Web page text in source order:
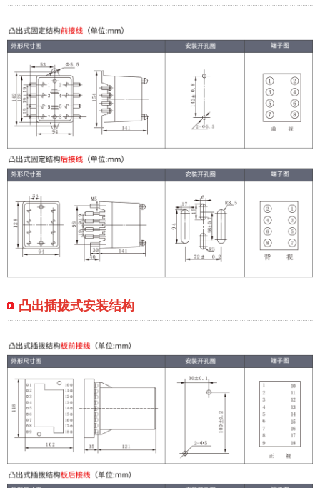
凸出插拔式安装结构